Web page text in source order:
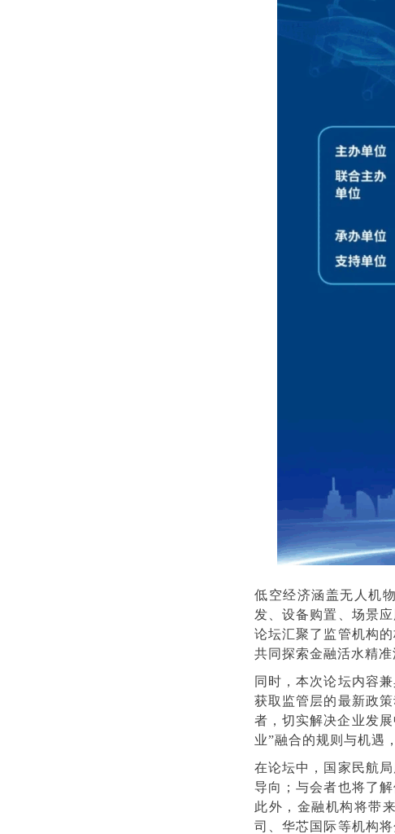
低空经济涵盖无人机
发、设备购置、场景
论坛汇聚了监管机构
共同探索金融活水精
同时，本次论坛内容
获取监管层的最新政
者，切实解决企业发
业”融合的规则与机遇
在论坛中，国家民航
导向；与会者也将了
此外，金融机构将带
司、华芯国际等机构